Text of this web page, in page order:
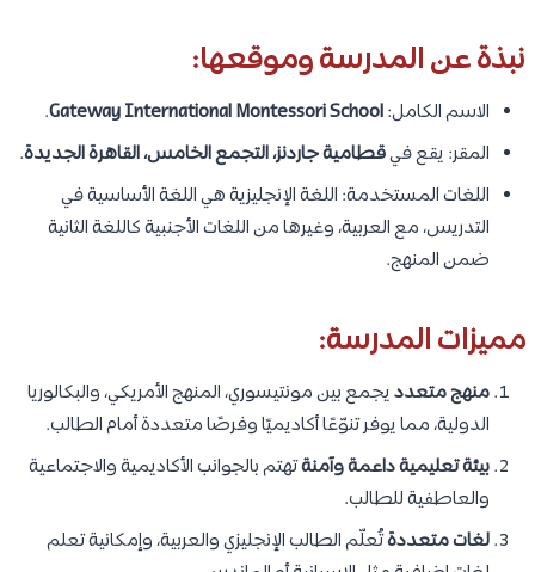
نبذة عن المدرسة وموقعها:
الاسم الكامل:Gateway International Montessori School
.
المقر: يقع فيقطامية جاردنز، التجمع الخامس، القاهرة الجديدة.
اللغات المستخدمة: اللغة الإنجليزية هي اللغة الأساسية في
التدريس، مع العربية، وغيرها من اللغات الأجنبية كاللغة الثانية
ضمن المنهج.
مميزات المدرسة:
منهج متعدديجمع بين مونتيسوري، المنهج الأمريكي، والبكالوريا
الدولية، مما يوفر تنوّعًا أكاديميًا وفرصًا متعددة أمام الطالب.
بيئة تعليمية داعمة وآمنةتهتم بالجوانب الأكاديمية والاجتماعية
والعاطفية للطالب.
لغات متعددةتُعلّم الطالب الإنجليزي والعربية، وإمكانية تعلم